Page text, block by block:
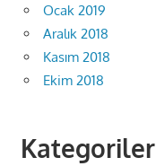
Ocak 2019
Aralık 2018
Kasım 2018
Ekim 2018
Kategoriler